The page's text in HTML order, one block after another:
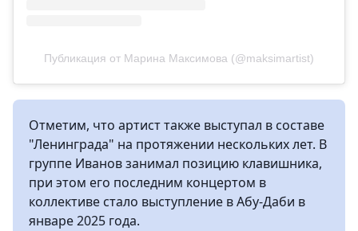
Публикация от Марина Максимова (@maksimartist)
Отметим, что артист также выступал в составе
"Ленинграда" на протяжении нескольких лет. В
группе Иванов занимал позицию клавишника,
при этом его последним концертом в
коллективе стало выступление в Абу-Даби в
январе 2025 года.